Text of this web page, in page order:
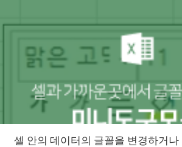
셀 안의 데이터의 글꼴을 변경하거